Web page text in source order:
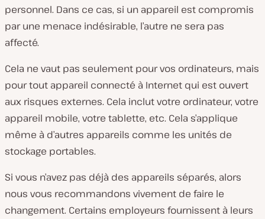
personnel. Dans ce cas, si un appareil est compromis
par une menace indésirable, l’autre ne sera pas
affecté.
Cela ne vaut pas seulement pour vos ordinateurs, mais
pour tout appareil connecté à Internet qui est ouvert
aux risques externes. Cela inclut votre ordinateur, votre
appareil mobile, votre tablette, etc. Cela s’applique
même à d’autres appareils comme les unités de
stockage portables.
Si vous n’avez pas déjà des appareils séparés, alors
nous vous recommandons vivement de faire le
changement. Certains employeurs fournissent à leurs